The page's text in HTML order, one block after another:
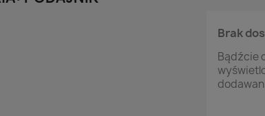
Brak
Bądźcie